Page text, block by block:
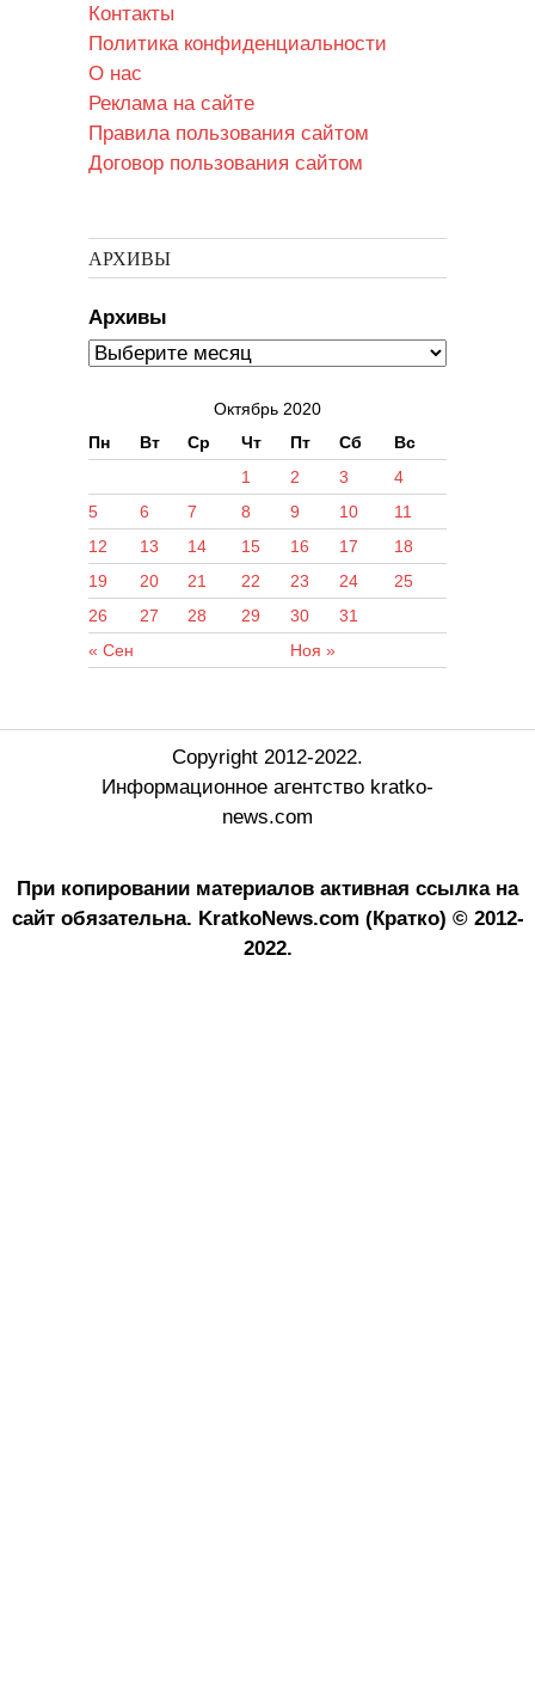
Контакты
Политика конфиденциальности
О нас
Реклама на сайте
Правила пользования сайтом
Договор пользования сайтом
АРХИВЫ
Архивы
Октябрь 2020
Пн
Вт Ср Чт Пт Сб Вс
« Сен Ноя »
1 2 3
4
5
6 7 8 9 10
11
12
13 14 15 16 17
18
19
20 21 22 23 24
25
26
27 28 29 30 31
Copyright 2012-2022.
Информационное агентство kratko-
news.com
При копировании материалов активная ссылка на
сайт обязательна. KratkoNews.com (Кратко) © 2012-
2022.